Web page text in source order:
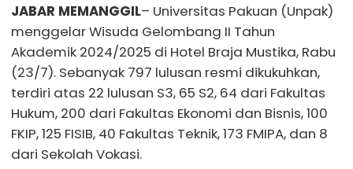
JABAR MEMANGGIL– Universitas Pakuan (Unpak)
menggelar Wisuda Gelombang II Tahun
Akademik 2024/2025 di Hotel Braja Mustika, Rabu
(23/7). Sebanyak 797 lulusan resmi dikukuhkan,
terdiri atas 22 lulusan S3, 65 S2, 64 dari Fakultas
Hukum, 200 dari Fakultas Ekonomi dan Bisnis, 100
FKIP, 125 FISIB, 40 Fakultas Teknik, 173 FMIPA, dan 8
dari Sekolah Vokasi.